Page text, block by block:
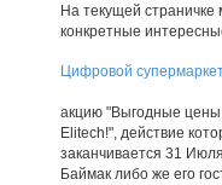
На текущей
конкретные
Цифровой
акцию "Выгодные цены
Elitech!", действие
заканчивается 31
Баймак либо же его